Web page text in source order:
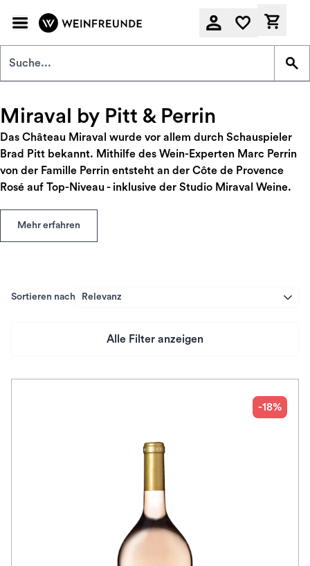
Miraval by Pitt & Perrin
Das Château Miraval wurde vor allem durch Schauspieler
Brad Pitt bekannt. Mithilfe des Wein-Experten Marc Perrin
von der Famille Perrin entsteht an der Côte de Provence
Rosé auf Top-Niveau - inklusive der Studio Miraval Weine.
Mehr erfahren
Sortieren nach Relevanz
Alle Filter anzeigen
-18%